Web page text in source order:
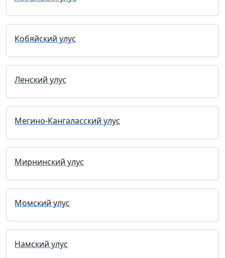
Кобяйский улус
Ленский улус
Мегино-Кангаласский улус
Мирнинский улус
Момский улус
Намский улус